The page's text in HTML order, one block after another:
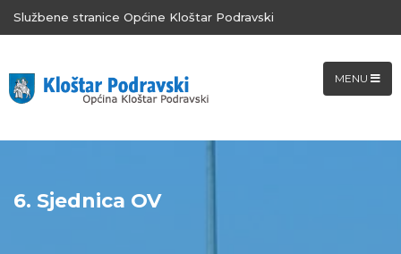
Službene stranice Općine Kloštar Podravski
MENU
6. Sjednica OV